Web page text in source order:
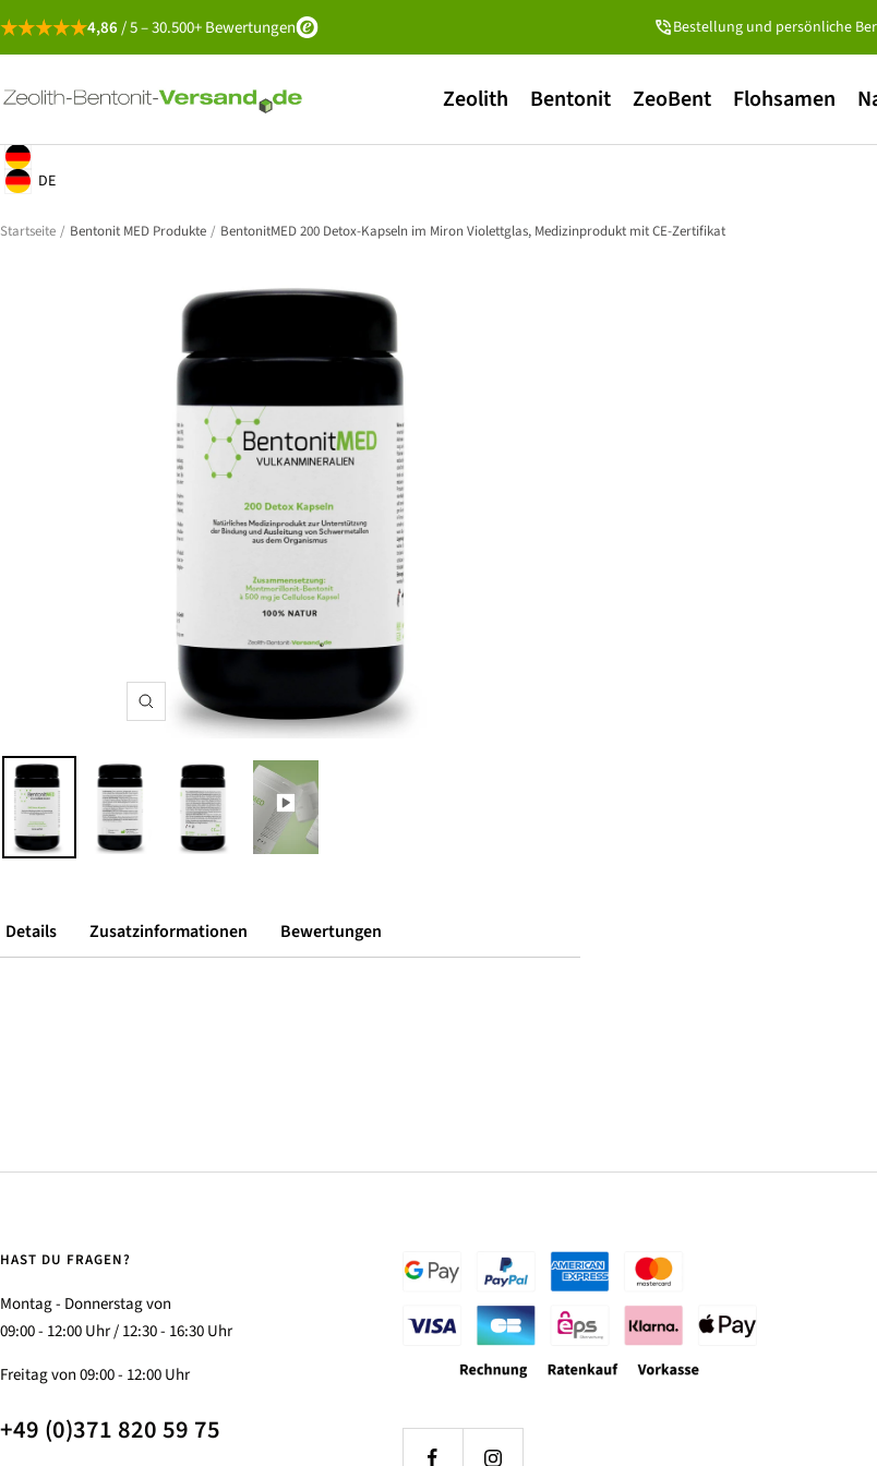
zum
4,86/ 5 – 30.500+ Bewertungen Bestellung und persönliche
Zeolith Bentonit ZeoBent Flohsamen
Zeolith-
Versand
Geolocation Button: Deutschland, Deutsch
Geolocation Button: Deutschland, DE
DE
Startseite Bentonit MED Produkte BentonitMED 200 Detox-Kapseln im Miron Violettglas, Medizinprodukt mit CE-Zertifikat
Zoom
Details Zusatzinformationen Bewertungen
HAST DU FRAGEN?
Montag - Donnerstag von
09:00 - 12:00 Uhr / 12:30 - 16:30 Uhr
Freitag von 09:00 - 12:00 Uhr
+49 (0)371 820 59 75